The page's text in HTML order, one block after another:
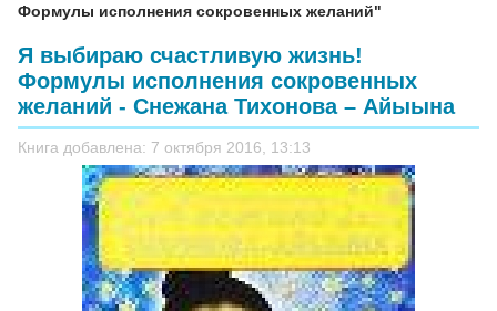
Формулы исполнения сокровенных желаний"
Я выбираю счастливую жизнь!
Формулы исполнения сокровенных
желаний - Снежана Тихонова – Айыына
Книга добавлена: 7 октября 2016, 13:13